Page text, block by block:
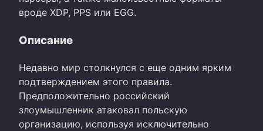
вроде XDP, PPS или EGG.
Описание
Недавно мир столкнулся с еще одним ярким
подтверждением этого правила.
Предположительно российский
злоумышленник атаковал польскую
организацию, используя исключительно